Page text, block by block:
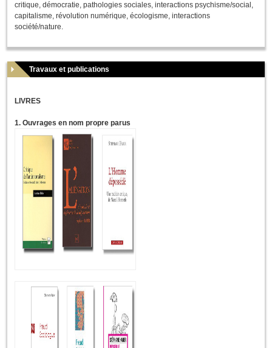
critique, démocratie, pathologies sociales, interactions psychisme/social,
capitalisme, révolution numérique, écologisme, interactions
société/nature.
Travaux et publications
LIVRES
1. Ouvrages en nom propre parus